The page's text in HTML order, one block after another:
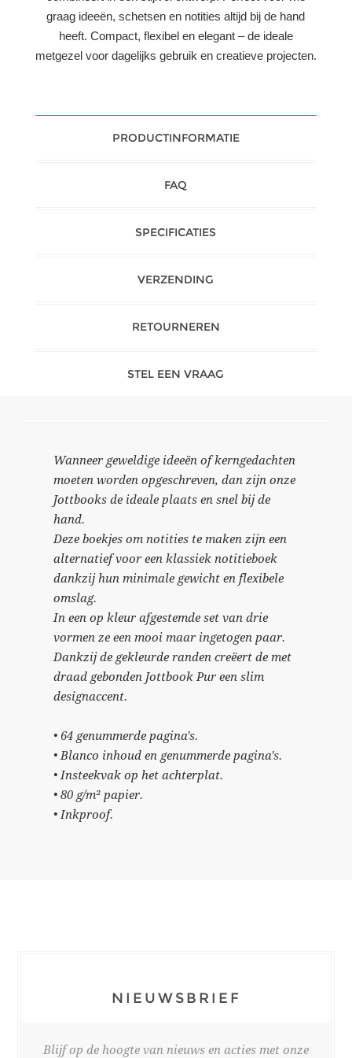
graag ideeën, schetsen en notities altijd bij de hand
heeft. Compact, flexibel en elegant – de ideale
metgezel voor dagelijks gebruik en creatieve projecten.
PRODUCTINFORMATIE
FAQ
SPECIFICATIES
VERZENDING
RETOURNEREN
STEL EEN VRAAG
Wanneer geweldige ideeën of kerngedachten
moeten worden opgeschreven, dan zijn onze
Jottbooks de ideale plaats en snel bij de
hand.
Deze boekjes om notities te maken zijn een
alternatief voor een klassiek notitieboek
dankzij hun minimale gewicht en flexibele
omslag.
In een op kleur afgestemde set van drie
vormen ze een mooi maar ingetogen paar.
Dankzij de gekleurde randen creëert de met
draad gebonden Jottbook Pur een slim
designaccent.
• 64 genummerde pagina's.
• Blanco inhoud en genummerde pagina's.
• Insteekvak op het achterplat.
• 80 g/m² papier.
• Inkproof.
NIEUWSBRIEF
Blijf op de hoogte van nieuws en acties met onze